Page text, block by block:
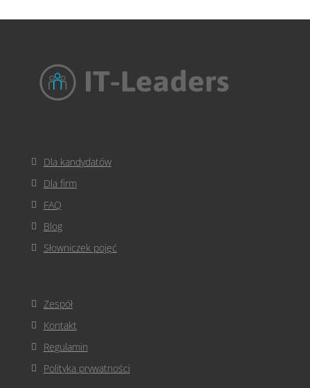
Dla kandydatów
Dla firm
FAQ
Blog
Słowniczek pojęć
Zespół
Kontakt
Regulamin
Polityka prywatności